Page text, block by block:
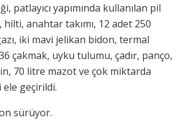
patlayıcı yapımında kullanılan pil
hilti, anahtar takımı, 12 adet 250
iki mavi jelikan bidon, termal
çakmak, uyku tulumu, çadır, panço,
70 litre mazot ve çok miktarda
ele geçirildi.
sürüyor.